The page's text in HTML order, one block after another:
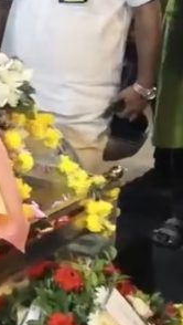
വാർത്തകൾ
ഇരിട്ടിയില്‍
admin3